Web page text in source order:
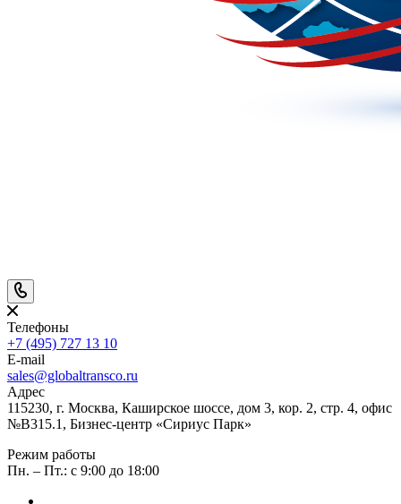
Телефоны
+7 (495) 727 13 10
E-mail
sales@globaltransco.ru
Адрес
115230, г. Москва, Каширское шоссе, дом 3, кор. 2, стр. 4, офис
№В315.1, Бизнес-центр «Сириус Парк»
Режим работы
Пн. – Пт.: с 9:00 до 18:00